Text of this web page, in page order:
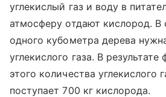
углекислый газ и воду в
атмосферу отдают кислород.
одного кубометра дерева
углекислого газа. В результате
этого количества углекислого
поступает 700 кг кислорода.